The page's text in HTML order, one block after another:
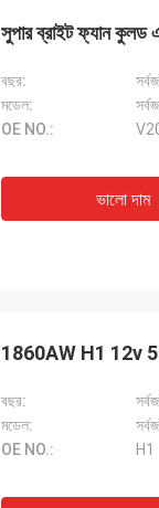
সুপার ব্রাইট ফ্যান
বছর:
মডেল:
OE NO.:
ভালো দাম
1860AW H1 12v
বছর:
মডেল:
OE NO.:
H1